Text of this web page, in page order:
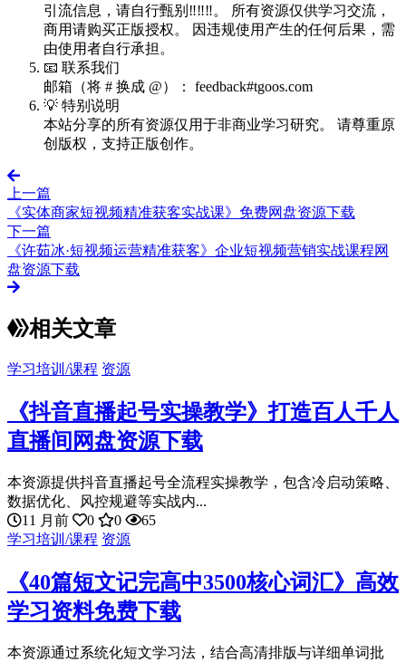
引流信息，请自行甄别‼️‼️‼️。 所有资源仅供学习交流，
商用请购买正版授权。 因违规使用产生的任何后果，需
由使用者自行承担。
📧 联系我们
邮箱（将 # 换成 @）： feedback#tgoos.com
💡 特别说明
本站分享的所有资源仅用于非商业学习研究。 请尊重原
创版权，支持正版创作。
上一篇
《实体商家短视频精准获客实战课》免费网盘资源下载
下一篇
《许茹冰·短视频运营精准获客》企业短视频营销实战课程网
盘资源下载
相关文章
学习培训/课程 资源
《抖音直播起号实操教学》打造百人千人
直播间网盘资源下载
本资源提供抖音直播起号全流程实操教学，包含冷启动策略、
数据优化、风控规避等实战内...
11 月前
0 0
65
学习培训/课程 资源
《40篇短文记完高中3500核心词汇》高效
学习资料免费下载
本资源通过系统化短文学习法，结合高清排版与详细单词批